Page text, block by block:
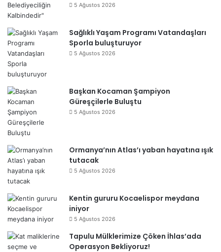
5 Ağustos 2026
Sağlıklı Yaşam Programı Vatandaşları
Sporla buluşturuyor
5 Ağustos 2026
Başkan Kocaman Şampiyon
Güreşçilerle Buluştu
5 Ağustos 2026
Ormanya’nın Atlas’ı yaban hayatına ışık
tutacak
5 Ağustos 2026
Kentin gururu Kocaelispor meydana
iniyor
5 Ağustos 2026
Tapulu Mülklerimize Çöken İhlas’ada
Operasyon Bekliyoruz!